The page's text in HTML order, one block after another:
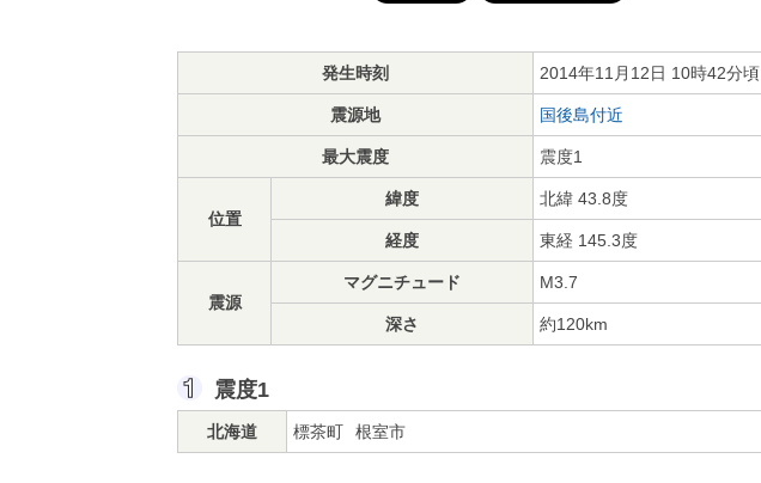
発生時刻 2014年11月12日 10時42分頃
震源地 国後島付近
最大震度 震度1
位置
緯度 北緯 43.8度
経度 東経 145.3度
震源
マグニチュード M3.7
深さ 約120km
震度1
北海道 標茶町 根室市